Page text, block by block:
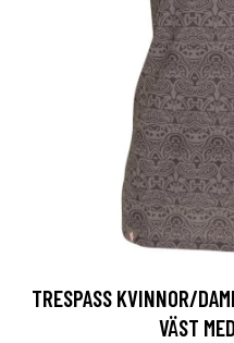
TRESPASS KVINNOR/
VÄST